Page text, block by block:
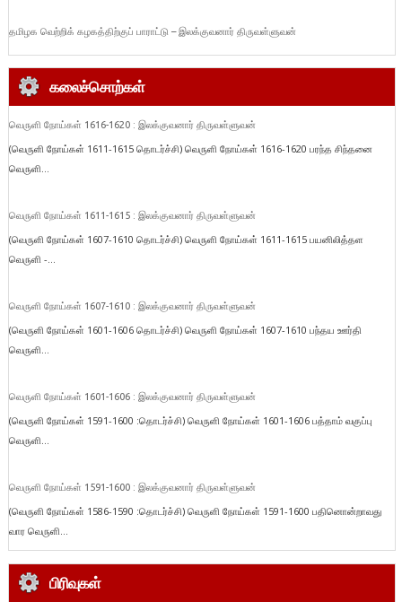
தமிழக வெற்றிக் கழகத்திற்குப் பாராட்டு – இலக்குவனார் திருவள்ளுவன்
கலைச்சொற்கள்
வெருளி நோய்கள் 1616-1620 : இலக்குவனார் திருவள்ளுவன்
(வெருளி நோய்கள் 1611-1615 தொடர்ச்சி) வெருளி நோய்கள் 1616-1620 பரந்த சிந்தனை
வெருளி...
வெருளி நோய்கள் 1611-1615 : இலக்குவனார் திருவள்ளுவன்
(வெருளி நோய்கள் 1607-1610 தொடர்ச்சி) வெருளி நோய்கள் 1611-1615 பயனிலித்தள
வெருளி -...
வெருளி நோய்கள் 1607-1610 : இலக்குவனார் திருவள்ளுவன்
(வெருளி நோய்கள் 1601-1606 தொடர்ச்சி) வெருளி நோய்கள் 1607-1610 பந்தய ஊர்தி
வெருளி...
வெருளி நோய்கள் 1601-1606 : இலக்குவனார் திருவள்ளுவன்
(வெருளி நோய்கள் 1591-1600 :தொடர்ச்சி) வெருளி நோய்கள் 1601-1606 பத்தாம் வகுப்பு
வெருளி...
வெருளி நோய்கள் 1591-1600 : இலக்குவனார் திருவள்ளுவன்
(வெருளி நோய்கள் 1586-1590 :தொடர்ச்சி) வெருளி நோய்கள் 1591-1600 பதினொன்றாவது
வார வெருளி...
பிரிவுகள்